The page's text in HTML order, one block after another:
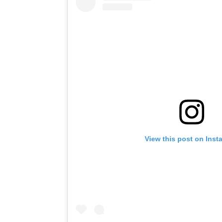
View this post on